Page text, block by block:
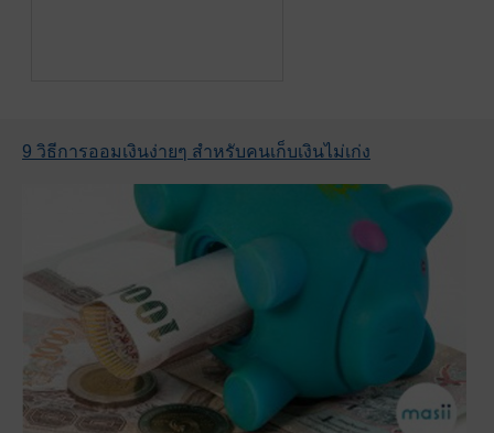
9 วิธีการออมเงินง่ายๆ สำหรับคนเก็บเงินไม่เก่ง